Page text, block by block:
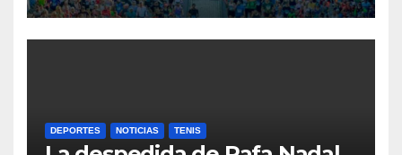
DEPORTES NOTICIAS TENIS